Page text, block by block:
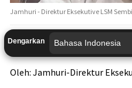
Jamhuri - Direktur Eksekutive LSM
Dengarkan
Oleh: Jamhuri-Direktur